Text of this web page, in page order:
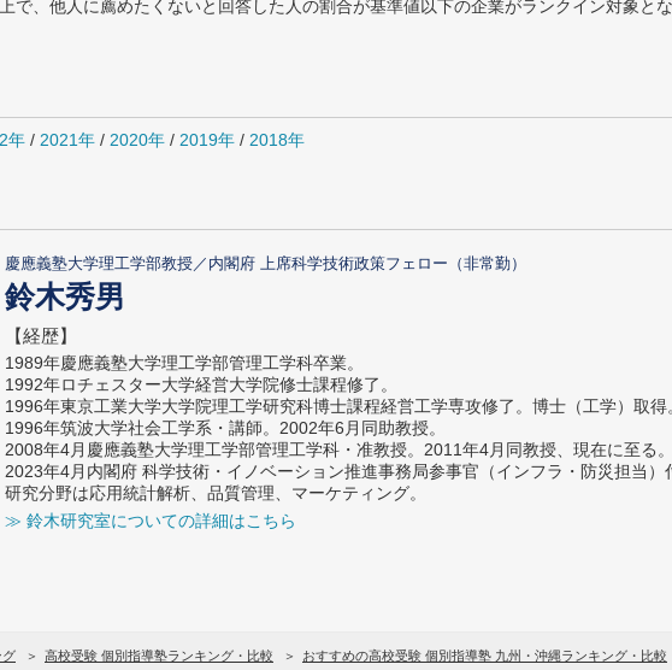
で、他人に薦めたくないと回答した人の割合が基準値以下の企業がランクイン対象とな
年 / 2021年 / 2020年 / 2019年 / 2018年
慶應義塾大学理工学部教授／内閣府 上席科学技術政策フェロー（非常勤）
鈴木秀男
【経歴】
1989年慶應義塾大学理工学部管理工学科卒業。
1992年ロチェスター大学経営大学院修士課程修了。
1996年東京工業大学大学院理工学研究科博士課程経営工学専攻修了。博士（工学）取得
1996年筑波大学社会工学系・講師。2002年6月同助教授。
2008年4月慶應義塾大学理工学部管理工学科・准教授。2011年4月同教授、現在に至る。
2023年4月内閣府 科学技術・イノベーション推進事務局参事官（インフラ・防災担当）
研究分野は応用統計解析、品質管理、マーケティング。
≫ 鈴木研究室についての詳細はこちら
グ 高校受験 個別指導塾ランキング・比較 おすすめの高校受験 個別指導塾 九州・沖縄ランキング・比較